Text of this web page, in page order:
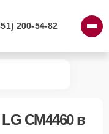
200-54-82
CM4460в